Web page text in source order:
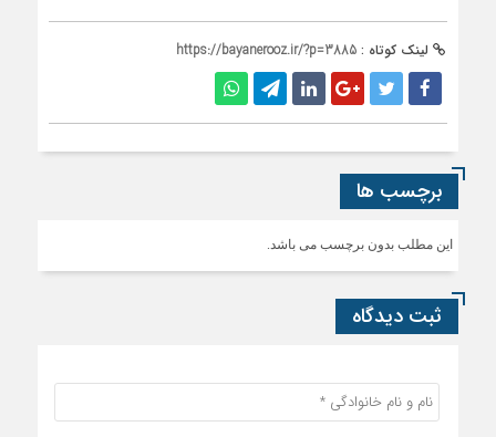
لینک کوتاه : https://bayanerooz.ir/?p=3885
برچسب ها
این مطلب بدون برچسب می باشد.
ثبت دیدگاه